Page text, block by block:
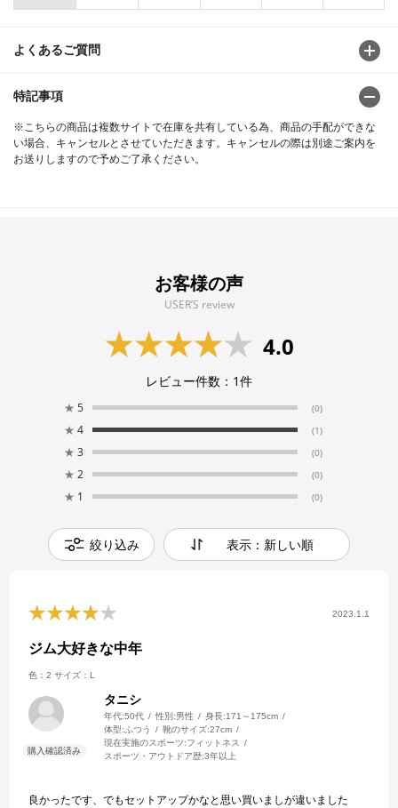
よくあるご質問
特記事項
※こちらの商品は複数サイトで在庫を共有している為、商品の手配ができな
い場合、キャンセルとさせていただきます。キャンセルの際は別途ご案内を
お送りしますので予めご了承ください。
お客様の声
USER’S review
4.0
レビュー件数： 1件
★ 5 (0)
★ 4 (1)
★ 3 (0)
★ 2 (0)
★ 1 (0)
絞り込み 表示：新しい順
2023.1.1
ジム大好きな中年
色：2 サイズ：L
タニシ
年代:50代 性別:男性 身長:171～175cm
体型: ふつう 靴のサイズ:27cm
現在実施のスポーツ:フィットネス
スポーツ・アウトドア歴:3年以上
良かったです、でもセットアップかなと思い買いましが違いました